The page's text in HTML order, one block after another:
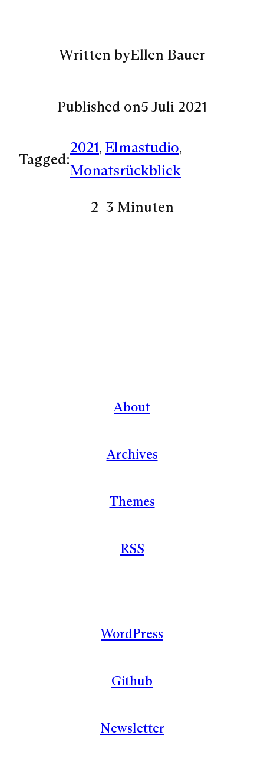
Written byEllen Bauer
Published on5 Juli 2021
Tagged:
2021, Elmastudio
Monatsrückblick
2–3 Minuten
About
Archives
Themes
RSS
WordPress
Github
Newsletter